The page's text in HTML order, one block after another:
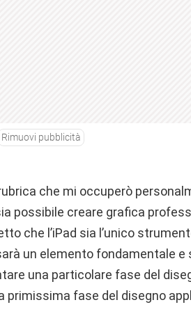
Rimuovi pubblicità
che mi occuperò
possibile creare grafica
che l’iPad sia l’unico
un elemento fondamentale
una particolare fase del
primissima fase del disegno